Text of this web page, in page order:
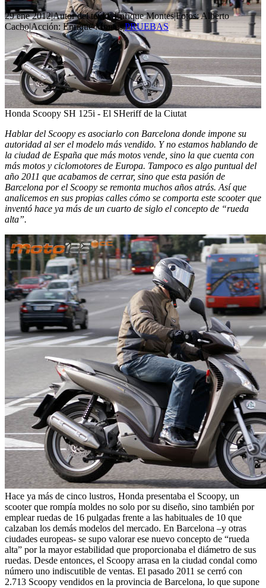
29 ene 2012|Autor del texto: Enrique Montes|Fotos:Alberto
Cacho|Acción: Enrique Montes|PRUEBAS
Honda Scoopy SH 125i - El SHeriff de la Ciutat
Hablar del Scoopy es asociarlo con Barcelona donde impone su
autoridad al ser el modelo más vendido. Y no estamos hablando de
la ciudad de España que más motos vende, sino la que cuenta con
más motos y ciclomotores de Europa. Tampoco es algo puntual del
año 2011 que acabamos de cerrar, sino que esta pasión de
Barcelona por el Scoopy se remonta muchos años atrás. Así que
analicemos en sus propias calles cómo se comporta este scooter que
inventó hace ya más de un cuarto de siglo el concepto de “rueda
alta”.
Hace ya más de cinco lustros, Honda presentaba el Scoopy, un
scooter que rompía moldes no solo por su diseño, sino también por
emplear ruedas de 16 pulgadas frente a las habituales de 10 que
calzaban los demás modelos del mercado. En Barcelona –y otras
ciudades europeas- se supo valorar ese nuevo concepto de “rueda
alta” por la mayor estabilidad que proporcionaba el diámetro de sus
ruedas. Desde entonces, el Scoopy arrasa en la ciudad condal como
número uno indiscutible de ventas. El pasado 2011 se cerró con
2.713 Scoopy vendidos en la provincia de Barcelona, lo que supone